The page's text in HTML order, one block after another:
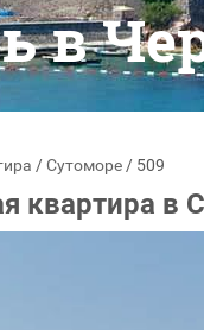
в
/Сутоморе / 509
квартира в